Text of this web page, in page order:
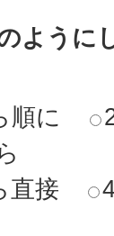
ように
順に
直接